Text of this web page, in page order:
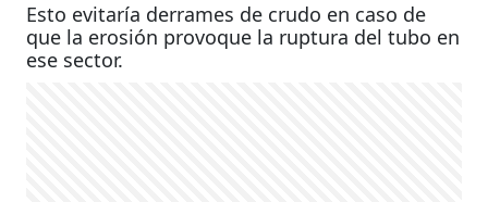
Esto evitaría derrames de crudo en caso de
que la erosión provoque la ruptura del tubo en
ese sector.